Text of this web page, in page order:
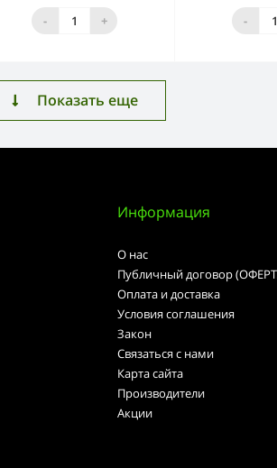
- +
В корзину - В
Показать еще
Информация
О нас
Публичный договор
Оплата и доставка
Условия соглашения
Закон
Связаться с нами
Карта сайта
Производители
Акции